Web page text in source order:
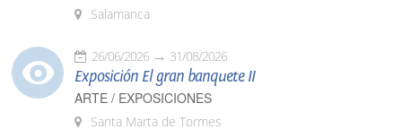
Salamanca
26/06/2026 31/08/2026
Exposición El gran banquete II
ARTE / EXPOSICIONES
Santa Marta de Tormes